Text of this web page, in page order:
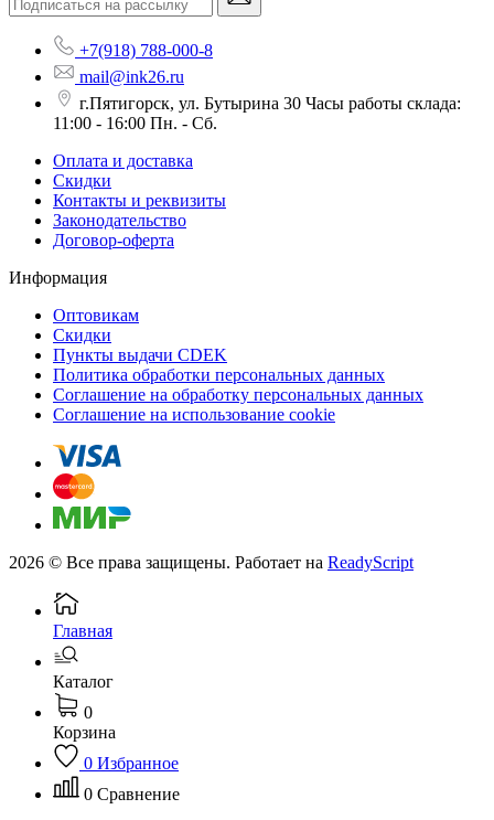
+7(918) 788-000-8
mail@ink26.ru
г.Пятигорск, ул. Бутырина 30 Часы работы склада:
11:00 - 16:00 Пн. - Сб.
Оплата и доставка
Скидки
Контакты и реквизиты
Законодательство
Договор-оферта
Информация
Оптовикам
Скидки
Пункты выдачи CDEK
Политика обработки персональных данных
Соглашение на обработку персональных данных
Соглашение на использование cookie
2026 © Все права защищены. Работает на ReadyScript
Главная
Каталог
0
Корзина
0 Избранное
0 Сравнение